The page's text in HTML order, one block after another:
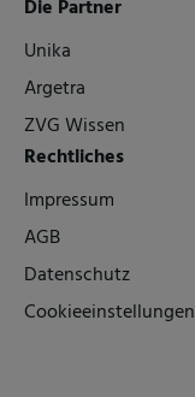
Die Partner
Unika
Argetra
ZVG Wissen
Rechtliches
Impressum
AGB
Datenschutz
Cookieeinstellungen